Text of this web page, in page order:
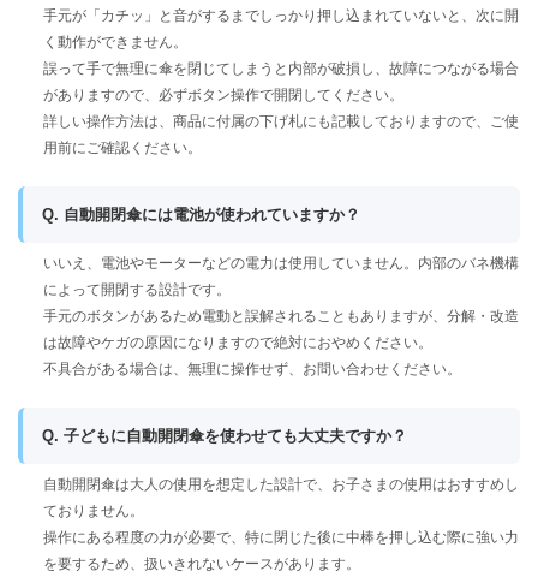
手元が「カチッ」と音がするまでしっかり押し込まれていないと、次に開
く動作ができません。
誤って手で無理に傘を閉じてしまうと内部が破損し、故障につながる場合
がありますので、必ずボタン操作で開閉してください。
詳しい操作方法は、商品に付属の下げ札にも記載しておりますので、ご使
用前にご確認ください。
Q. 自動開閉傘には電池が使われていますか？
いいえ、電池やモーターなどの電力は使用していません。内部のバネ機構
によって開閉する設計です。
手元のボタンがあるため電動と誤解されることもありますが、分解・改造
は故障やケガの原因になりますので絶対におやめください。
不具合がある場合は、無理に操作せず、お問い合わせください。
Q. 子どもに自動開閉傘を使わせても大丈夫ですか？
自動開閉傘は大人の使用を想定した設計で、お子さまの使用はおすすめし
ておりません。
操作にある程度の力が必要で、特に閉じた後に中棒を押し込む際に強い力
を要するため、扱いきれないケースがあります。